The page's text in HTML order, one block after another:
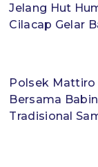
Jelang Hut
Cilacap Gelar
Polsek
Bersama
Tradisional